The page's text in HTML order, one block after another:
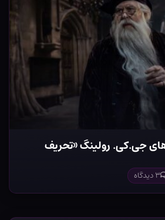
جی.کی. رولینگ «تحریف
۳ دیدگاه